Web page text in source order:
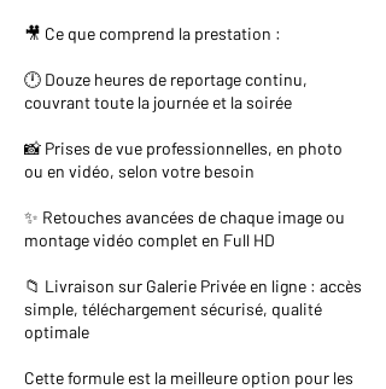
🎥 Ce que comprend la prestation :
🕛 Douze heures de reportage continu,
couvrant toute la journée et la soirée
📸 Prises de vue professionnelles, en photo
ou en vidéo, selon votre besoin
✨ Retouches avancées de chaque image ou
montage vidéo complet en Full HD
📁 Livraison sur Galerie Privée en ligne : accès
simple, téléchargement sécurisé, qualité
optimale
Cette formule est la meilleure option pour les